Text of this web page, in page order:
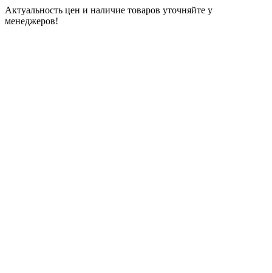
Актуальность цен и наличие товаров уточняйте у
менеджеров!